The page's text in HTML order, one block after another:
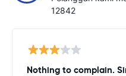
12842
Nothing to complain.